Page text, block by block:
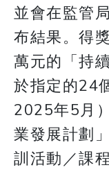
並會在監管
布結果。得
萬元的「持
於指定的24
2025年5月
業發展計劃
訓活動／課